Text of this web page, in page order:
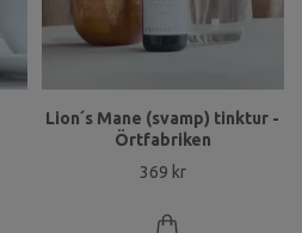
Lion´s Mane (svamp) tinktur -
Örtfabriken
369 kr